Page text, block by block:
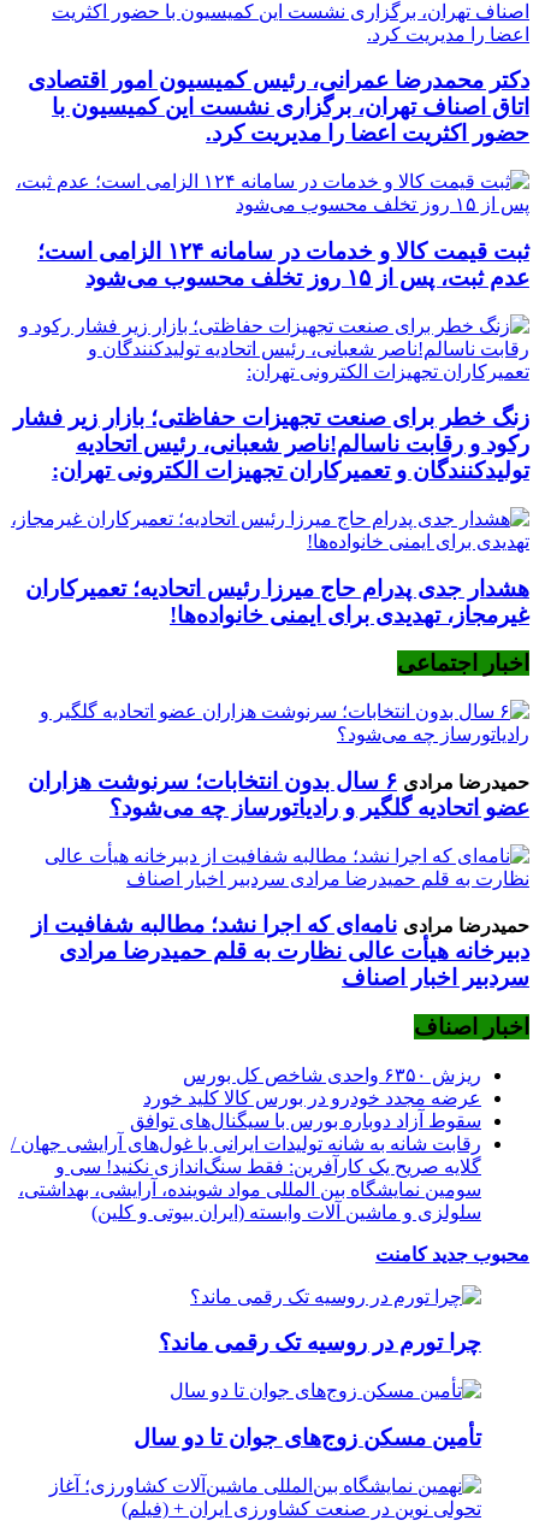
دکتر محمدرضا عمرانی، رئیس کمیسیون امور اقتصادی
اتاق اصناف تهران، برگزاری نشست این کمیسیون با
حضور اکثریت اعضا را مدیریت کرد.
ثبت قیمت کالا و خدمات در سامانه ۱۲۴ الزامی است؛
عدم ثبت، پس از ۱۵ روز تخلف محسوب می‌شود
زنگ خطر برای صنعت تجهیزات حفاظتی؛ بازار زیر فشار
رکود و رقابت ناسالم!ناصر شعبانی، رئیس اتحادیه
تولیدکنندگان و تعمیرکاران تجهیزات الکترونی تهران:
هشدار جدی پدرام حاج میرزا رئیس اتحادیه؛ تعمیرکاران
غیرمجاز، تهدیدی برای ایمنی خانواده‌ها!
اخبار اجتماعی
حمیدرضا مرادی
۶ سال بدون انتخابات؛ سرنوشت هزاران
عضو اتحادیه گلگیر و رادیاتورساز چه می‌شود؟
حمیدرضا مرادی نامه‌ای که اجرا نشد؛ مطالبه شفافیت از
دبیرخانه هیأت عالی نظارت به قلم حمیدرضا مرادی
سردبیر اخبار اصناف
اخبار اصناف
ریزش ۶۳۵۰ واحدی شاخص کل بورس
عرضه مجدد خودرو در بورس کالا کلید خورد
سقوط آزاد دوباره بورس با سیگنال‌های توافق
رقابت شانه به شانه تولیدات ایرانی با غول‌های آرایشی جهان /
گلایه صریح یک کارآفرین: فقط سنگ‌اندازی نکنید! سی و
سومین نمایشگاه بین المللی مواد شوینده، آرایشی، بهداشتی،
سلولزی و ماشین آلات وابسته (ایران بیوتی و کلین)
محبوب جدیدکامنت
چرا تورم در روسیه تک رقمی ماند؟
تأمین مسکن زوج‌های جوان تا دو سال